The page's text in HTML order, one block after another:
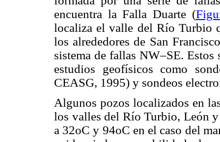
encuentra la Falla Duarte (
localiza el valle del Río Turbio
los alrededores de San
sistema de fallas NW–SE.
estudios geofísicos como
CEASG, 1995) y sondeos
Algunos pozos localizados en
los valles del Río Turbio, León y
a 32oC y 94oC en el caso del